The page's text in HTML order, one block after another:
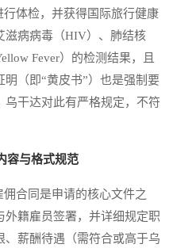
体检，并获得国际旅行健康
滋病病毒（HIV）、肺结核
Fever）的检测结果，且
（即“黄皮书”）也是强制要
干达对此有严格规定，不符
容与格式规范
合同是申请的核心文件之
籍雇员签署，并详细规定职
薪酬待遇（需符合或高于乌